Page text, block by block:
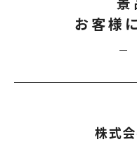
お客様
株式